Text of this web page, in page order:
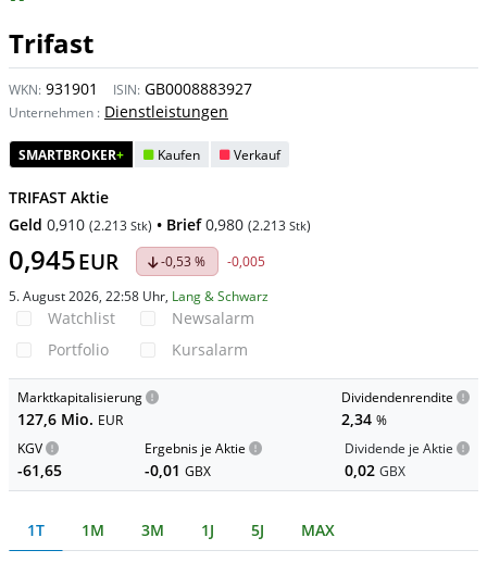
Trifast
WKN: 931901 ISIN: GB0008883927
Unternehmen : Dienstleistungen
SMARTBROKER+ Kaufen Verkauf
TRIFAST Aktie
Geld 0,910 (2.213 Stk) • Brief 0,980 (2.213 Stk)
0,945EUR -0,53 %
-0,005
5. August 2026, 22:58 Uhr, Lang & Schwarz
Watchlist
Portfolio
Newsalarm
Kursalarm
Marktkapitalisierung
127,6 Mio. EUR
Dividendenrendite
2,34 %
KGV
-61,65
Ergebnis je Aktie
-0,01 GBX
Dividende je Aktie
0,02 GBX
1T 1M 3M 1J 5J MAX